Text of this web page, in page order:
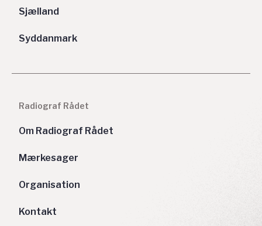
Sjælland
Syddanmark
Radiograf Rådet
Om Radiograf Rådet
Mærkesager
Organisation
Kontakt